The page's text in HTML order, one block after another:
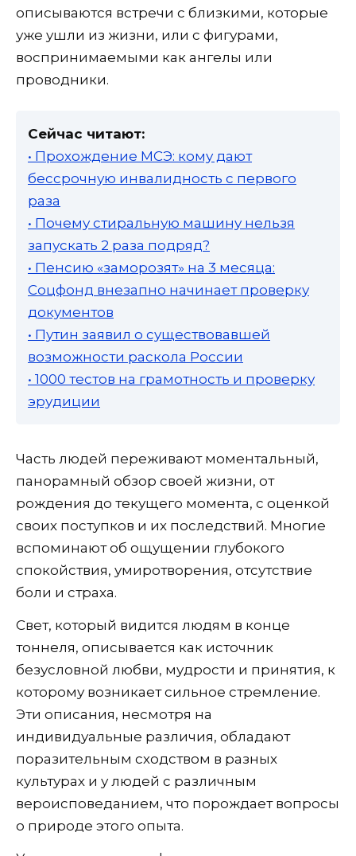
описываются встречи с близкими, которые
уже ушли из жизни, или с фигурами,
воспринимаемыми как ангелы или
проводники.
Сейчас читают:
• Прохождение МСЭ: кому дают
бессрочную инвалидность с первого
раза
• Почему стиральную машину нельзя
запускать 2 раза подряд?
• Пенсию «заморозят» на 3 месяца:
Соцфонд внезапно начинает проверку
документов
• Путин заявил о существовавшей
возможности раскола России
• 1000 тестов на грамотность и проверку
эрудиции
Часть людей переживают моментальный,
панорамный обзор своей жизни, от
рождения до текущего момента, с оценкой
своих поступков и их последствий. Многие
вспоминают об ощущении глубокого
спокойствия, умиротворения, отсутствие
боли и страха.
Свет, который видится людям в конце
тоннеля, описывается как источник
безусловной любви, мудрости и принятия, к
которому возникает сильное стремление.
Эти описания, несмотря на
индивидуальные различия, обладают
поразительным сходством в разных
культурах и у людей с различным
вероисповеданием, что порождает вопросы
о природе этого опыта.